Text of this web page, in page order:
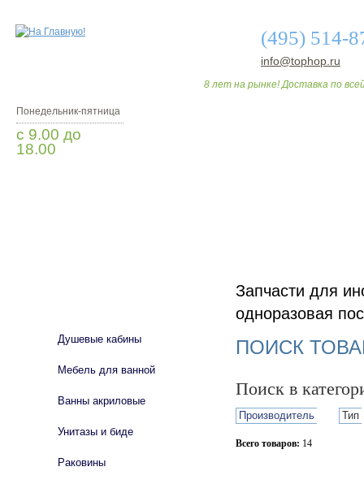
(495) 514-
info@tophop.ru
8 лет на рынке! Доставка по
Понедельник-пятница
с 9.00 до
18.00
Запчасти для
одноразовая
ПОИСК
Поиск в
Производитель Тип
Всего товаров: 14
Душевые кабины
Мебель для ванной
Ванны акриловые
Унитазы и биде
Раковины